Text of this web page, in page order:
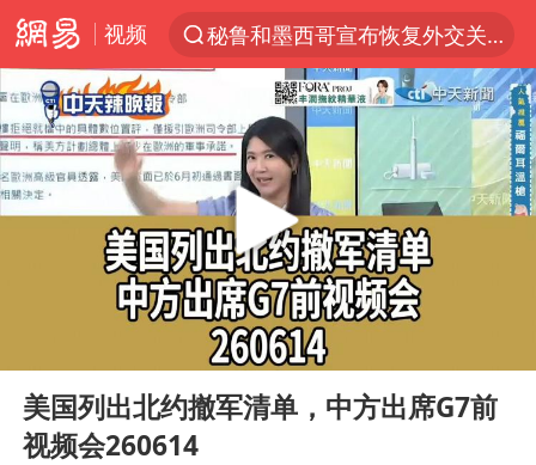
视频
秘鲁和墨西哥宣布恢复外交关系
“电影+”如何激发千亿级消费新活力？
台风白海豚已进入24小时警戒线
老中医：立秋后养心是关键
沙特土耳其巴基斯坦签署共同防务协议
中医教你一招提升气血
胡彦斌韩磊 谁帮谁
台风白海豚或吞并鲸鱼 登陆地点更新
Play
美国列出北约撤军清单，中方出席G7前
视频会260614